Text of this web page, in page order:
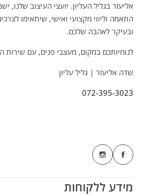
אליעזר בגליל העליון. יועצי העיצוב שלנו,
התאמה וליווי מקצועי ואישי, שיתאימו
ובעיקר לאהבה שלכם.
לנוחיותכם במקום, מעצבי פנים, עם שירות
שדה אליעזר | גליל עליון
072-395-3023
מידע ללקוחות